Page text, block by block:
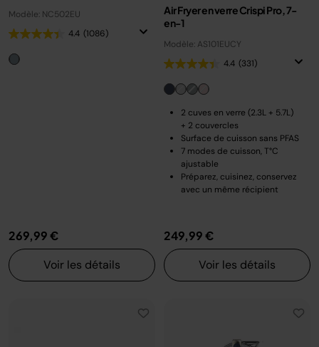
Modèle: NC502EU
4.4 (1086)
269,99 €
Voir les détails
Air Fryer en verre Crispi Pro, 7-
en-1
Modèle: AS101EUCY
4.4 (331)
2 cuves en verre (2.3L + 5.7L)
+ 2 couvercles
Surface de cuisson sans PFAS
7 modes de cuisson, T°C
ajustable
Préparez, cuisinez, conservez
avec un même récipient
249,99 €
Voir les détails